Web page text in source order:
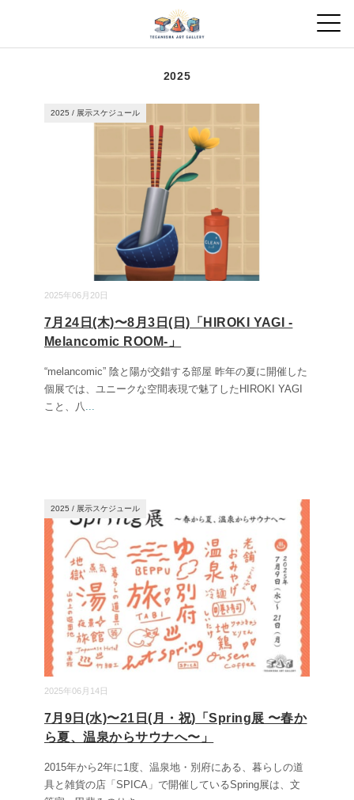
2025
2025年06月20日
2025 / 展示スケジュール
7月24日(木)〜8月3日(日)「HIROKI YAGI -
Melancomic ROOM-」
“melancomic” 陰と陽が交錯する部屋 昨年の夏に開催した
個展では、ユニークな空間表現で魅了したHIROKI YAGI
こと、八...
2025年06月14日
2025 / 展示スケジュール
7月9日(水)〜21日(月・祝)「Spring展 〜春か
ら夏、温泉からサウナへ〜」
2015年から2年に1度、温泉地・別府にある、暮らしの道
具と雑貨の店「SPICA」で開催しているSpring展は、文